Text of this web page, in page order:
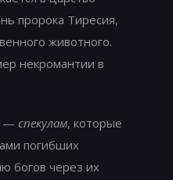
пророка Тиресия,
животного.
некромантии в
— спекулам, которые
погибших
богов через их